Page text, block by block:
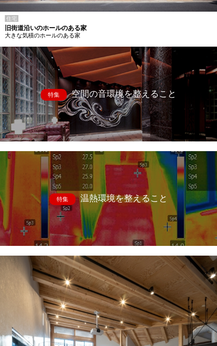
住宅
旧街道沿いのホールのある家
大きな気積のホールのある家
特集 空間の音環境を整えること
特集 温熱環境を整えること